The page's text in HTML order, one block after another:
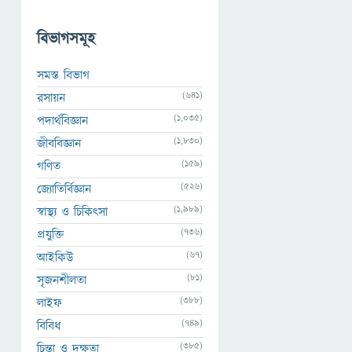
বিভাগসমূহ
সমস্ত বিভাগ
রসায়ন
(641)
পদার্থবিজ্ঞান (1,035)
জীববিজ্ঞান (1,830)
গণিত (159)
জ্যোতির্বিজ্ঞান (526)
স্বাস্থ্য ও চিকিৎসা (1,989)
প্রযুক্তি (736)
আইকিউ (67)
সৃজনশীলতা (81)
লাইফ (388)
বিবিধ (749)
চিন্তা ও দক্ষতা (385)